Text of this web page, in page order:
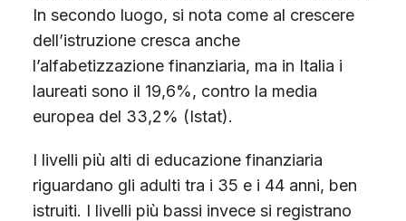
In secondo luogo, si nota come al crescere
dell’istruzione cresca anche
l’alfabetizzazione finanziaria, ma in Italia i
laureati sono il 19,6%, contro la media
europea del 33,2% (Istat).
I livelli più alti di educazione finanziaria
riguardano gli adulti tra i 35 e i 44 anni, ben
istruiti. I livelli più bassi invece si registrano